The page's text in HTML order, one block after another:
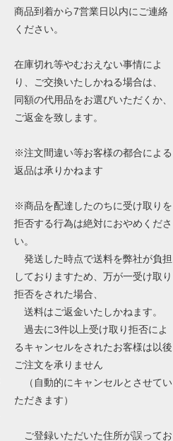
商品到着から7営業日以内にご連絡
ください。
在庫切れ等やむおえない事情によ
り、ご交換いたしかねる場合は、
同額の代用品をお選びいただくか、
ご返金を致します。
※注文間違い等お客様の都合による
返品は承りかねます
※商品を配達したのちに受け取りを
拒否する行為は絶対におやめくださ
い。
発送した時点で送料を弊社が負担
しておりますため、万が一受け取り
拒否をされた場合、
送料はご返金いたしかねます。
過去に3件以上受け取り拒否によ
るキャンセルをされたお客様は以後
ご注文を承りません
（自動的にキャンセルとさせてい
ただきます）
ご登録いただいた住所が誤ってお